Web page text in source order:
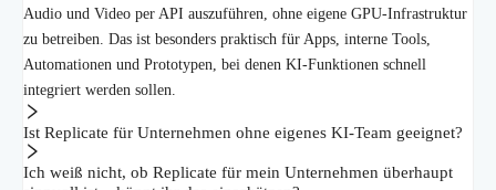
Audio und Video per API auszuführen, ohne eigene GPU-Infrastruktur
zu betreiben. Das ist besonders praktisch für Apps, interne Tools,
Automationen und Prototypen, bei denen KI-Funktionen schnell
integriert werden sollen.
Ist Replicate für Unternehmen ohne eigenes KI-Team geeignet?
Ich weiß nicht, ob Replicate für mein Unternehmen überhaupt